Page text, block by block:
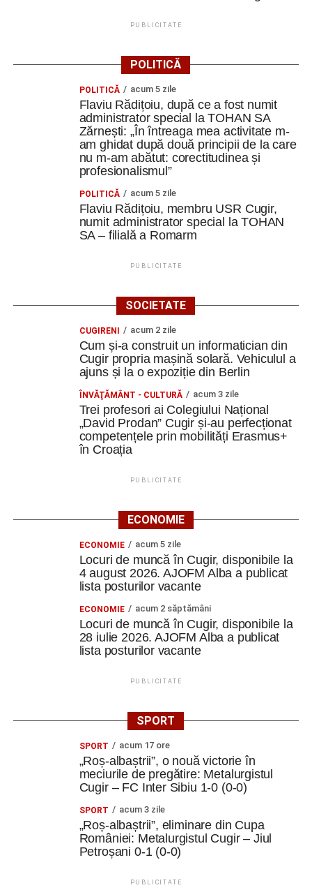
PUBLICITATE
POLITICĂ
POLITICĂ acum 5 zile
Flaviu Rădițoiu, după ce a fost numit
administrator special la TOHAN SA
Zărnești: „În întreaga mea activitate m-
am ghidat după două principii de la care
nu m-am abătut: corectitudinea și
profesionalismul”
POLITICĂ acum 5 zile
Flaviu Rădițoiu, membru USR Cugir,
numit administrator special la TOHAN
SA – filială a Romarm
PUBLICITATE
SOCIETATE
CUGIRENI acum 2 zile
Cum și-a construit un informatician din
Cugir propria mașină solară. Vehiculul a
ajuns și la o expoziție din Berlin
ÎNVĂŢĂMÂNT - CULTURĂ acum 3 zile
Trei profesori ai Colegiului Național
„David Prodan” Cugir și-au perfecționat
competențele prin mobilități Erasmus+
în Croația
PUBLICITATE
ECONOMIE
ECONOMIE acum 5 zile
Locuri de muncă în Cugir, disponibile la
4 august 2026. AJOFM Alba a publicat
lista posturilor vacante
ECONOMIE acum 2 săptămâni
Locuri de muncă în Cugir, disponibile la
28 iulie 2026. AJOFM Alba a publicat
lista posturilor vacante
PUBLICITATE
SPORT
SPORT acum 17 ore
„Roș-albaștrii”, o nouă victorie în
meciurile de pregătire: Metalurgistul
Cugir – FC Inter Sibiu 1-0 (0-0)
SPORT acum 3 zile
„Roș-albaștrii”, eliminare din Cupa
României: Metalurgistul Cugir – Jiul
Petroșani 0-1 (0-0)
PUBLICITATE